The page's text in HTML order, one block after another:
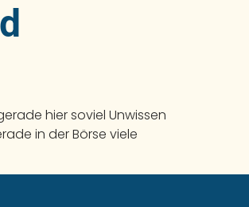
hier soviel Unwissen
in der Börse viele